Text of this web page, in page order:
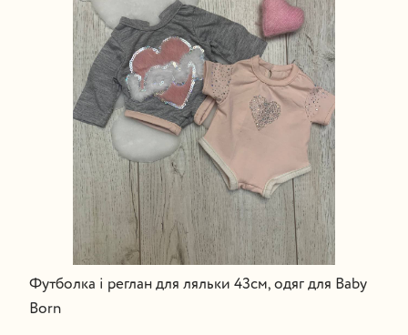
Футболка і реглан для ляльки 43см, одяг для Baby
Born